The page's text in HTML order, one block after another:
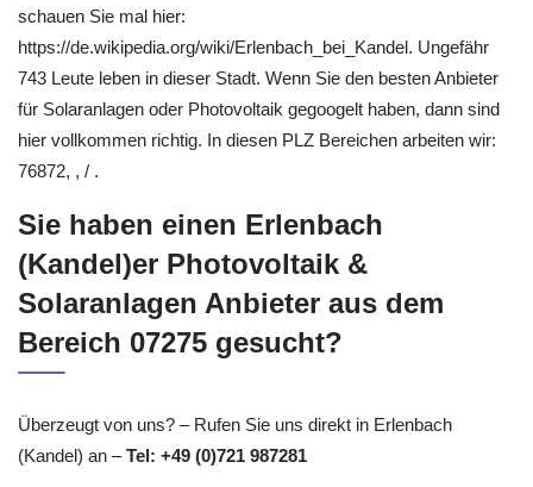
Postleitzahl: 76872 hat Erlenbach (Kandel) in Rheinland-Pfalz.
Wenn Sie mehr über diese Stadt erfahren möchten, dann
schauen Sie mal hier:
https://de.wikipedia.org/wiki/Erlenbach_bei_Kandel. Ungefähr
743 Leute leben in dieser Stadt. Wenn Sie den besten Anbieter
für Solaranlagen oder Photovoltaik gegoogelt haben, dann sind
76872, , / .
Sie haben einen Erlenbach
(Kandel)er Photovoltaik &
Solaranlagen Anbieter aus dem